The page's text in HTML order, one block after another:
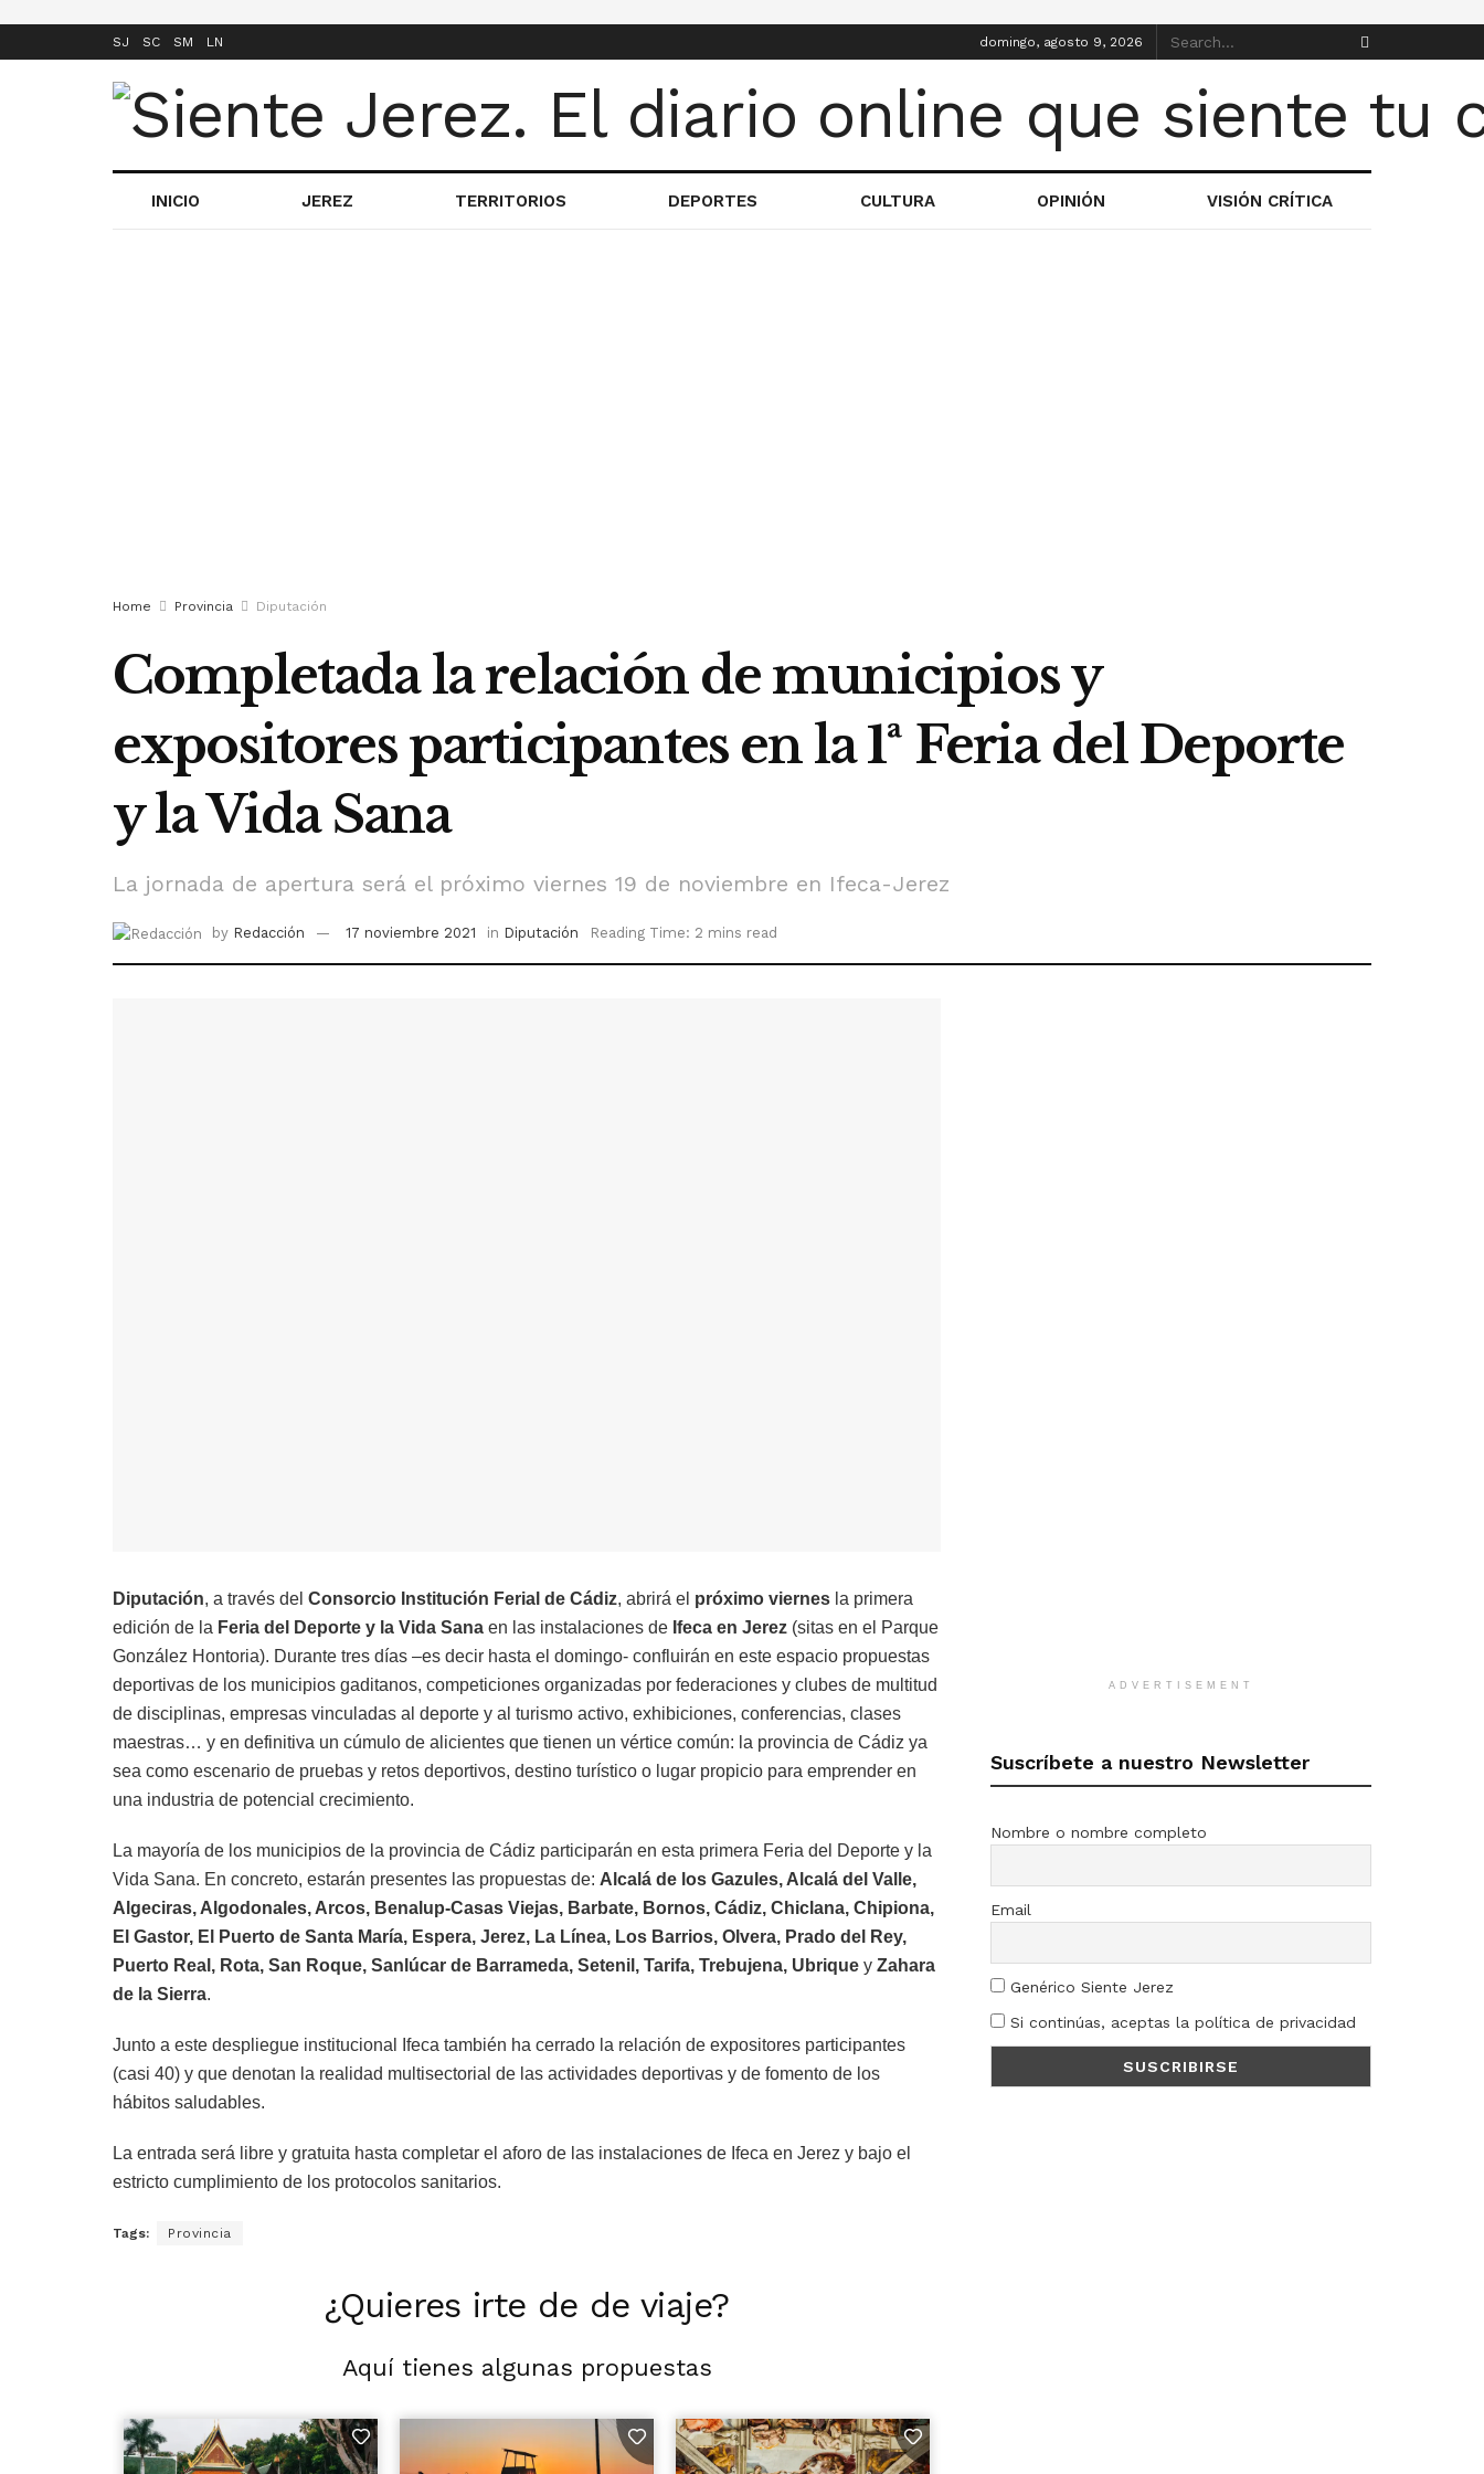
SJ SC SM LN domingo, agosto 9, 2026
INICIO JEREZ TERRITORIOS DEPORTES CULTURA OPINIÓN VISIÓN CRÍTICA
Home Provincia Diputación
Completada la relación de municipios y
expositores participantes en la 1ª Feria del Deporte
y la Vida Sana
La jornada de apertura será el próximo viernes 19 de noviembre en Ifeca-Jerez
by Redacción 17 noviembre 2021 in Diputación Reading Time: 2 mins read
Diputación, a través del Consorcio Institución Ferial de Cádiz, abrirá el próximo viernes la primera
edición de la Feria del Deporte y la Vida Sana en las instalaciones de Ifeca en Jerez (sitas en el Parque
González Hontoria). Durante tres días –es decir hasta el domingo- confluirán en este espacio propuestas
deportivas de los municipios gaditanos, competiciones organizadas por federaciones y clubes de multitud
de disciplinas, empresas vinculadas al deporte y al turismo activo, exhibiciones, conferencias, clases
maestras… y en definitiva un cúmulo de alicientes que tienen un vértice común: la provincia de Cádiz ya
sea como escenario de pruebas y retos deportivos, destino turístico o lugar propicio para emprender en
una industria de potencial crecimiento.
La mayoría de los municipios de la provincia de Cádiz participarán en esta primera Feria del Deporte y la
Vida Sana. En concreto, estarán presentes las propuestas de: Alcalá de los Gazules, Alcalá del Valle,
Algeciras, Algodonales, Arcos, Benalup-Casas Viejas, Barbate, Bornos, Cádiz, Chiclana, Chipiona,
El Gastor, El Puerto de Santa María, Espera, Jerez, La Línea, Los Barrios, Olvera, Prado del Rey,
Puerto Real, Rota, San Roque, Sanlúcar de Barrameda, Setenil, Tarifa, Trebujena, Ubrique y Zahara
de la Sierra.
Junto a este despliegue institucional Ifeca también ha cerrado la relación de expositores participantes
(casi 40) y que denotan la realidad multisectorial de las actividades deportivas y de fomento de los
hábitos saludables.
La entrada será libre y gratuita hasta completar el aforo de las instalaciones de Ifeca en Jerez y bajo el
estricto cumplimiento de los protocolos sanitarios.
Tags: Provincia
¿Quieres irte de de viaje?
Aquí tienes algunas propuestas
ADVERTISEMENT
Suscríbete a nuestro Newsletter
Nombre o nombre completo
Email
Genérico Siente Jerez
Si continúas, aceptas la política de privacidad